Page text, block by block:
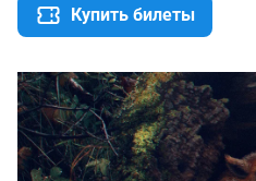
Купить билеты